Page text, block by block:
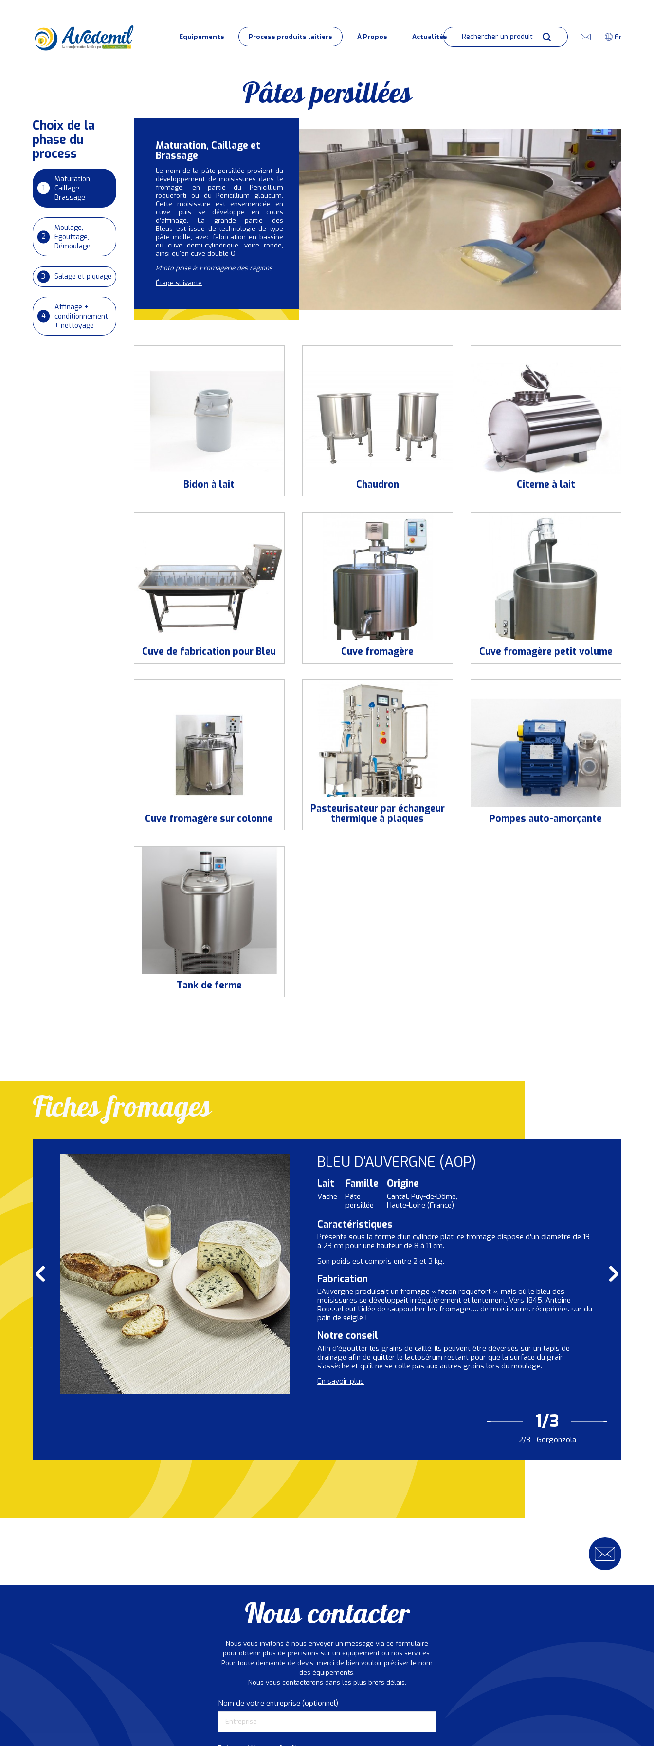
Fr
Equipements Process produits laitiers À Propos Actualités
Pâtes persillées
Choix de la
phase du
process
1
Maturation,
Caillage,
Brassage
2
Moulage,
Egouttage,
Démoulage
3 Salage et piquage
4
Affinage +
conditionnement
+ nettoyage
Maturation, Caillage et
Brassage
Le nom de la pâte persillée provient du
développement de moisissures dans le
fromage, en partie du Penicillium
roqueforti ou du Penicillium glaucum.
Cette moisissure est ensemencée en
cuve, puis se développe en cours
d’affinage. La grande partie des
Bleus est issue de technologie de type
pâte molle, avec fabrication en bassine
ou cuve demi-cylindrique, voire ronde,
ainsi qu'en cuve double O.
Photo prise à: Fromagerie des régions
Étape suivante
Bidon à lait Chaudron Citerne à lait
Cuve de fabrication pour Bleu Cuve fromagère Cuve fromagère petit volume
Cuve fromagère sur colonne
Pasteurisateur par échangeur
thermique à plaques
Pompes auto-amorçante
Tank de ferme
Fiches fromages
BLEU D'AUVERGNE (AOP)
Lait
Vache
Famille
Pâte
persillée
Origine
Cantal, Puy-de-Dôme,
Haute-Loire (France)
Caractéristiques
Présenté sous la forme d'un cylindre plat, ce fromage dispose d'un diamètre de 19
à 23 cm pour une hauteur de 8 à 11 cm.
Son poids est compris entre 2 et 3 kg.
Fabrication
L’Auvergne produisait un fromage « façon roquefort », mais où le bleu des
moisissures se développait irrégulièrement et lentement. Vers 1845, Antoine
Roussel eut l’idée de saupoudrer les fromages… de moisissures récupérées sur du
pain de seigle !
Notre conseil
Afin d’égoutter les grains de caillé, ils peuvent être déversés sur un tapis de
drainage afin de quitter le lactosérum restant pour que la surface du grain
s’assèche et qu’il ne se colle pas aux autres grains lors du moulage.
En savoir plus
1/3
2/3 - Gorgonzola
Nous contacter
Nous vous invitons à nous envoyer un message via ce formulaire
pour obtenir plus de précisions sur un équipement ou nos services.
Pour toute demande de devis, merci de bien vouloir préciser le nom
des équipements.
Nous vous contacterons dans les plus brefs délais.
Nom de votre entreprise (optionnel)